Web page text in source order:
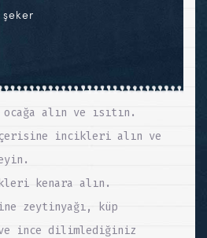
şeker
alın ve ısıtın.
incikleri alın ve
kenara alın.
zeytinyağı, küp
ve ince dilimlediğiniz